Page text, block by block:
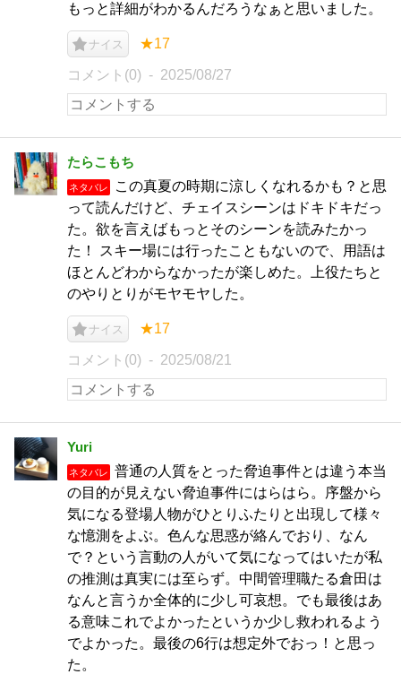
もっと詳細がわかるんだろうなぁと思いました。
ナイス ★17
コメント(0) 2025/08/27
たらこもち
ネタバレ
この真夏の時期に涼しくなれるかも？と思
って読んだけど、チェイスシーンはドキドキだっ
た。欲を言えばもっとそのシーンを読みたかっ
た！ スキー場には行ったこともないので、用語は
ほとんどわからなかったが楽しめた。上役たちと
のやりとりがモヤモヤした。
ナイス ★17
コメント(0) 2025/08/21
Yuri
ネタバレ
普通の人質をとった脅迫事件とは違う本当
の目的が見えない脅迫事件にはらはら。序盤から
気になる登場人物がひとりふたりと出現して様々
な憶測をよぶ。色んな思惑が絡んでおり、なん
で？という言動の人がいて気になってはいたが私
の推測は真実には至らず。中間管理職たる倉田は
なんと言うか全体的に少し可哀想。でも最後はあ
る意味これでよかったというか少し救われるよう
でよかった。最後の6行は想定外でおっ！と思っ
た。